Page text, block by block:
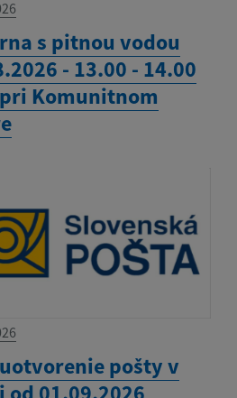
s pitnou vodou
- 13.00 - 14.00
Komunitnom
pošty v